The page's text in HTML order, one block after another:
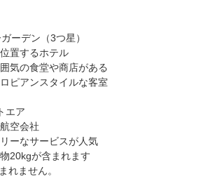
ーデン（3つ星）
置するホテル
気の食堂や商店がある
ピアンスタイルな客室
エア
空会社
ーなサービスが人気
20kgが含まれます
れません。